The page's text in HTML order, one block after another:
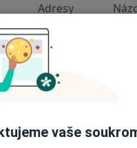
Adresy
o službách a cenách
ještě nepřidával
svých službách.
vaše